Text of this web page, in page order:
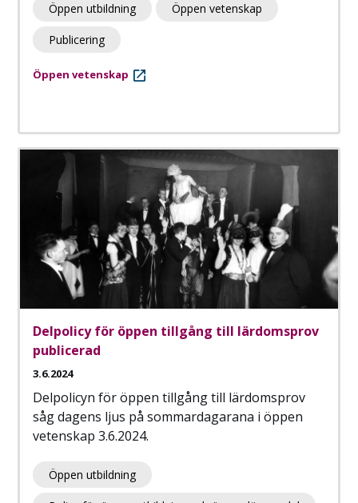
Öppen utbildning Öppen vetenskap
Publicering
Öppen vetenskap
Delpolicy för öppen tillgång till lärdomsprov
publicerad
3.6.2024
Delpolicyn för öppen tillgång till lärdomsprov
såg dagens ljus på sommardagarana i öppen
vetenskap 3.6.2024.
Öppen utbildning